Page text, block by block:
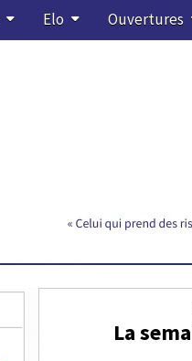
Elo Ouvertures
La